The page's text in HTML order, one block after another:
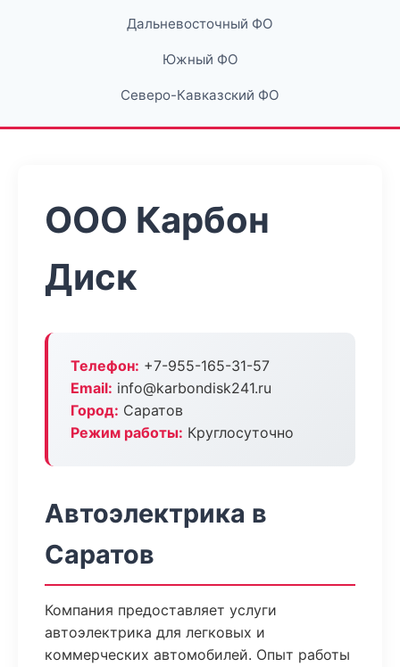
Дальневосточный ФО
Южный ФО
Северо-Кавказский ФО
ООО Карбон
Диск
Телефон: +7-955-165-31-57
Email: info@karbondisk241.ru
Город: Саратов
Режим работы: Круглосуточно
Автоэлектрика в
Саратов
Компания предоставляет услуги
автоэлектрика для легковых и
коммерческих автомобилей. Опыт работы